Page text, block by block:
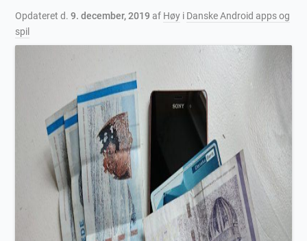
Opdateret d.9. december, 2019 af Høy i Danske Android apps og
spil